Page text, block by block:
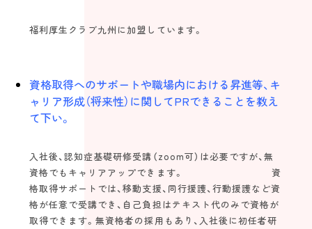
福利厚生クラブ九州に加盟しています。
資格取得へのサポートや職場内における昇進等、キ
ャリア形成（将来性）に関してPRできることを教え
て下い。
入社後、認知症基礎研修受講（zoom可）は必要ですが、無
資格でもキャリアアップできます。 資
格取得サポートでは、移動支援、同行援護、行動援護など資
格が任意で受講でき、自己負担はテキスト代のみで資格が
取得できます。無資格者の採用もあり、入社後に初任者研